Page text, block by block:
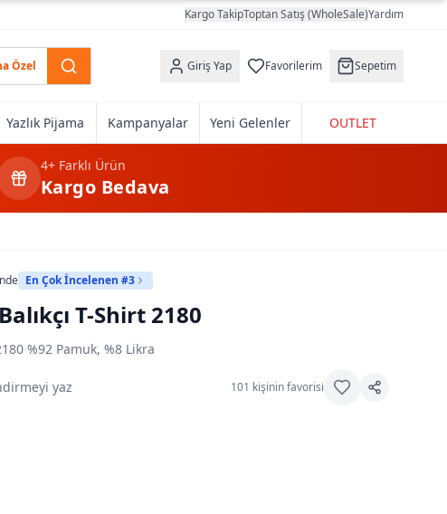
Kargo TakipToptan Satış (WholeSale)Yardım
Özel Giriş Yap Favorilerim Sepetim
Yazlık Pijama Kampanyalar Yeni Gelenler OUTLET
4+Farklı Ürün
Kargo Bedava
En Çok İncelenen #3
T-Shirt 2180
·%92 Pamuk, %8 Likra
yaz 101 kişinin favorisi